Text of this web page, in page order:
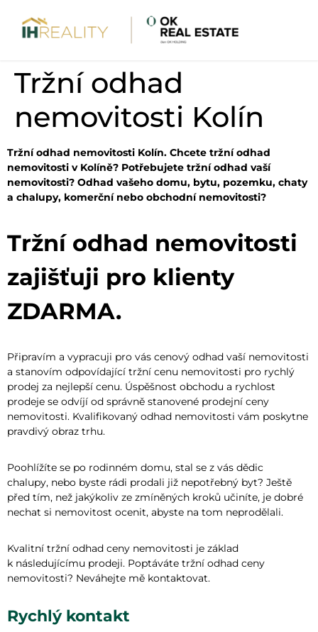
Tržní odhad
nemovitosti Kolín
Tržní odhad nemovitosti Kolín. Chcete tržní odhad
nemovitosti v Kolíně? Potřebujete tržní odhad vaší
nemovitosti? Odhad vašeho domu, bytu, pozemku, chaty
a chalupy, komerční nebo obchodní nemovitosti?
Tržní odhad nemovitosti
zajišťuji pro klienty
ZDARMA.
Připravím a vypracuji pro vás cenový odhad vaší nemovitosti
a stanovím odpovídající tržní cenu nemovitosti pro rychlý
prodej za nejlepší cenu. Úspěšnost obchodu a rychlost
prodeje se odvíjí od správně stanovené prodejní ceny
nemovitosti. Kvalifikovaný odhad nemovitosti vám poskytne
pravdivý obraz trhu.
Poohlížíte se po rodinném domu, stal se z vás dědic
chalupy, nebo byste rádi prodali již nepotřebný byt? Ještě
před tím, než jakýkoliv ze zmíněných kroků učiníte, je dobré
nechat si nemovitost ocenit, abyste na tom neprodělali.
Kvalitní tržní odhad ceny nemovitosti je základ
k následujícímu prodeji. Poptáváte tržní odhad ceny
nemovitosti? Neváhejte mě kontaktovat.
Rychlý kontakt